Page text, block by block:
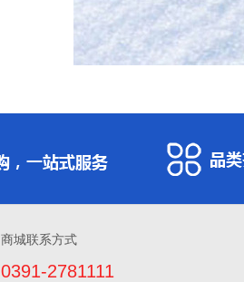
商城联系方式
0391-2781111